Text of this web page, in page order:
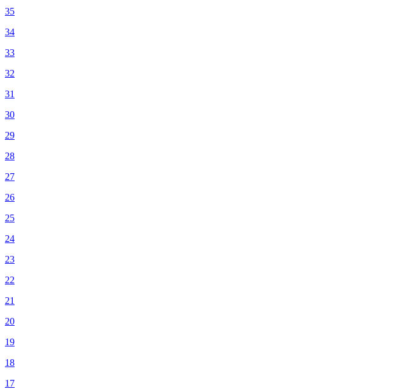
35
34
33
32
31
30
29
28
27
26
25
24
23
22
21
20
19
18
17